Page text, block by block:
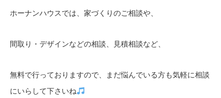
ホーナンハウスでは、家づくりのご相談や、
間取り・デザインなどの相談、見積相談など、
無料で行っておりますので、まだ悩んでいる方も気軽に相談
にいらして下さいね